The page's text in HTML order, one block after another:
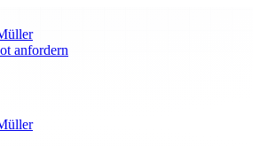
anfordern